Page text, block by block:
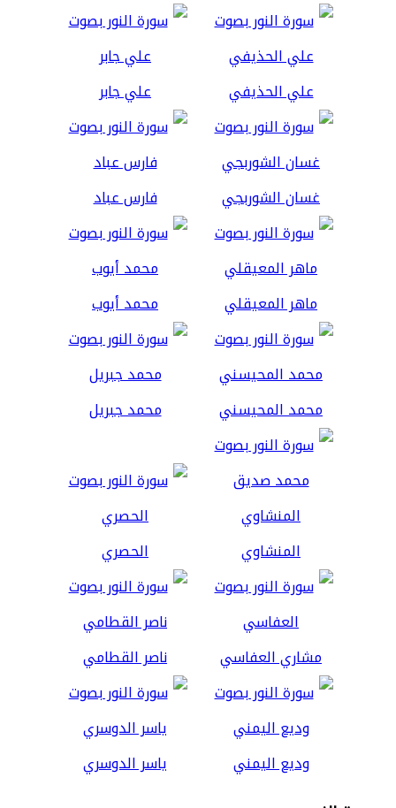
علي الحذيفي علي جابر
غسان الشوربجي فارس عباد
ماهر المعيقلي محمد أيوب
محمد المحيسني محمد جبريل
المنشاوي الحصري
مشاري العفاسي ناصر القطامي
وديع اليمني ياسر الدوسري